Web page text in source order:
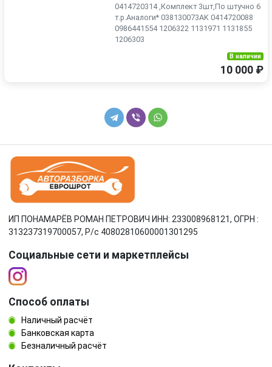
0414720314 ,Комплект 3шт,По штучно 6
т.р.Аналоги* 038130073AK 0414720088
0986441554 1206322 1131971 1131855
1206303
В наличии
10 000 ₽
ИП ПОНАМАРЁВ РОМАН ПЕТРОВИЧ ИНН: 233008968121, ОГРН :
313237319700057, Р/c 40802810600001301295
Социальные сети и маркетплейсы
Способ оплаты
Наличный расчёт
Банковская карта
Безналичный расчёт